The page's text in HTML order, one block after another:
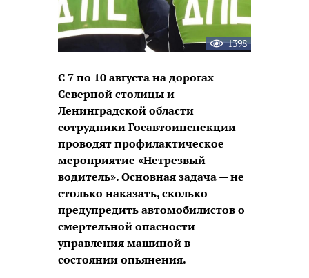
1398
С 7 по 10 августа на дорогах
Северной столицы и
Ленинградской области
сотрудники Госавтоинспекции
проводят профилактическое
мероприятие «Нетрезвый
водитель». Основная задача — не
столько наказать, сколько
предупредить автомобилистов о
смертельной опасности
управления машиной в
состоянии опьянения.